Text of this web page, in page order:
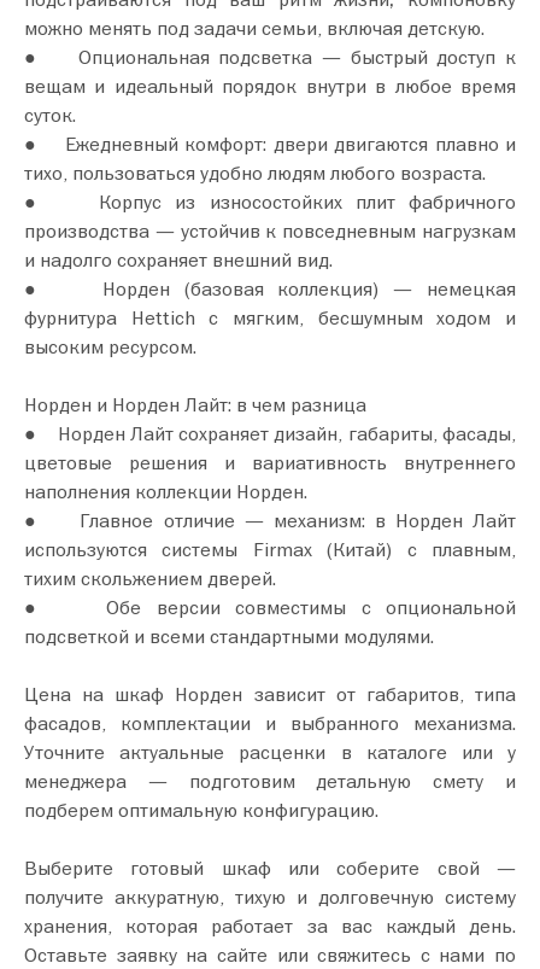
можно менять под задачи семьи, включая детскую.
● Опциональная подсветка — быстрый доступ к
вещам и идеальный порядок внутри в любое время
суток.
● Ежедневный комфорт: двери двигаются плавно и
тихо, пользоваться удобно людям любого возраста.
● Корпус из износостойких плит фабричного
производства — устойчив к повседневным нагрузкам
и надолго сохраняет внешний вид.
● Норден (базовая коллекция) — немецкая
фурнитура Hettich с мягким, бесшумным ходом и
высоким ресурсом.
Норден и Норден Лайт: в чем разница
● Норден Лайт сохраняет дизайн, габариты, фасады,
цветовые решения и вариативность внутреннего
наполнения коллекции Норден.
● Главное отличие — механизм: в Норден Лайт
используются системы Firmax (Китай) с плавным,
тихим скольжением дверей.
● Обе версии совместимы с опциональной
подсветкой и всеми стандартными модулями.
Цена на шкаф Норден зависит от габаритов, типа
фасадов, комплектации и выбранного механизма.
Уточните актуальные расценки в каталоге или у
менеджера — подготовим детальную смету и
подберем оптимальную конфигурацию.
Выберите готовый шкаф или соберите свой —
получите аккуратную, тихую и долговечную систему
хранения, которая работает за вас каждый день.
Оставьте заявку на сайте или свяжитесь с нами по